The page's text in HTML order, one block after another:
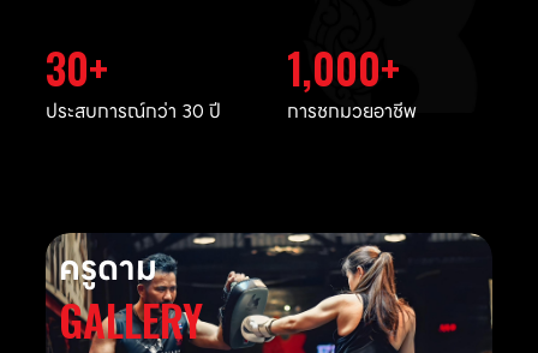
30
ประสบการณ์กว่า 30 ปี
1,000
การชกมวยอาชีพ
ครูดาม
GALLERY